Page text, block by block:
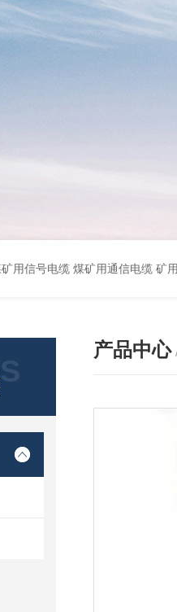
通信电缆 橡套软电缆YZ-3*1.5+1 YCW橡胶电缆3*10+1*6 船用橡套软电缆CEFR-3*2.5 煤矿用移动橡套软电缆MY3*4+1*4
产品中心